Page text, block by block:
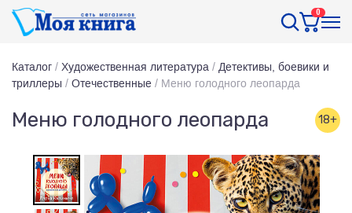
0
Каталог / Художественная литература / Детективы, боевики и
триллеры / Отечественные / Меню голодного леопарда
Меню голодного леопарда 18+